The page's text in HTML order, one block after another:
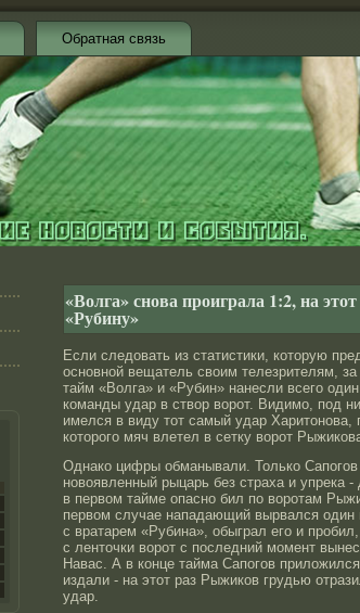
Обратная связь
«Волга» снова проиграла 1:2, на
«Рубину»
Если следовать из статистики, которую
основной вещатель своим телезрителям,
тайм «Волга» и «Рубин» нанесли всего
команды удар в створ ворот. Видимо, под
имелся в виду тот самый удар Харитонова,
которого мяч влетел в сетку ворот
Однако цифры обманывали. Только Сапогов
новоявленный рыцарь без страха и упрека
в первом тайме опасно бил по воротам
первом случае нападающий вырвался один
с вратарем «Рубина», обыграл его и
с ленточки ворот с последний момент
Навас. А в конце тайма Сапогов
издали - на этот раз Рыжиков грудью
удар.